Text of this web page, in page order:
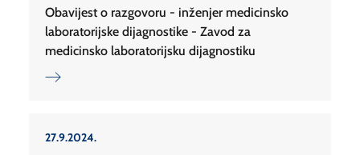
Obavijest o razgovoru - inženjer medicinsko
laboratorijske dijagnostike - Zavod za
medicinsko laboratorijsku dijagnostiku
27.9.2024.